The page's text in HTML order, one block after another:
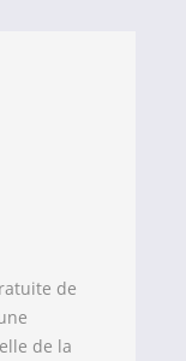
de
de la